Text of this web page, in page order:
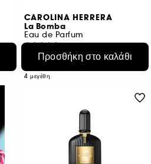
CAROLINA HERRERA
La Bomba
Eau de Parfum
935
€ 86,95
4 μεγέθη
Προσθήκη στο καλάθι